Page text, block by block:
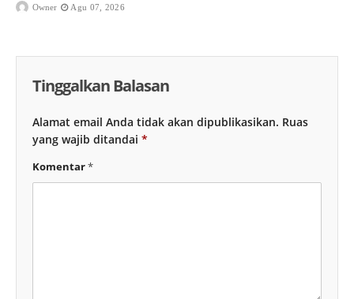
Owner Agu 07, 2026
Tinggalkan Balasan
Alamat email Anda tidak akan dipublikasikan. Ruas
yang wajib ditandai *
Komentar*